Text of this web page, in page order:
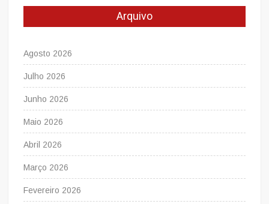
Arquivo
Agosto 2026
Julho 2026
Junho 2026
Maio 2026
Abril 2026
Março 2026
Fevereiro 2026